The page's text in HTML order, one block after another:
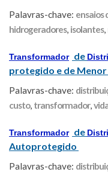
Palavras-chave: ensaios
hidrogeradores, isolantes,
Transformador de
protegido e de
Palavras-chave:
custo, transformador,
Transformador de
Autoprotegido
Palavras-chave: